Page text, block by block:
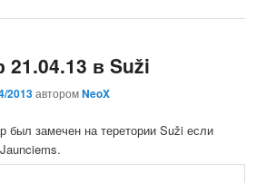
21.04.13 в Suži
2013авторомNeoX
был замечен на теретории Suži если